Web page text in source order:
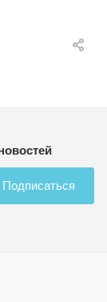
Подписаться